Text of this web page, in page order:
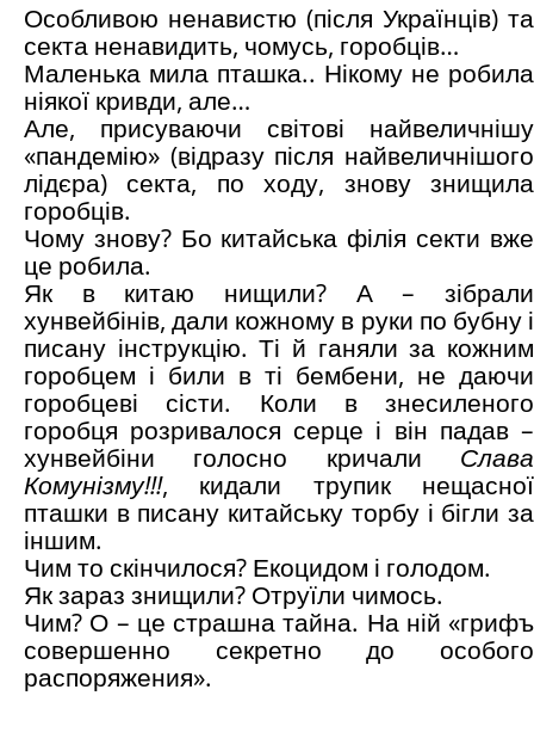
Особливою ненавистю (після Українців) та
секта ненавидить, чомусь, горобців…
Маленька мила пташка.. Нікому не робила
ніякої кривди, але…
Але, присуваючи світові найвеличнішу
«пандемію» (відразу після найвеличнішого
лідєра) секта, по ходу, знову знищила
горобців.
Чому знову? Бо китайська філія секти вже
це робила.
Як в китаю нищили? А – зібрали
хунвейбінів, дали кожному в руки по бубну і
писану інструкцію. Ті й ганяли за кожним
горобцем і били в ті бембени, не даючи
горобцеві сісти. Коли в знесиленого
горобця розривалося серце і він падав –
хунвейбіни голосно кричали Слава
Комунізму!!!, кидали трупик нещасної
пташки в писану китайську торбу і бігли за
іншим.
Чим то скінчилося? Екоцидом і голодом.
Як зараз знищили? Отруїли чимось.
Чим? О – це страшна тайна. На ній «грифъ
совершенно секретно до особого
распоряжения».